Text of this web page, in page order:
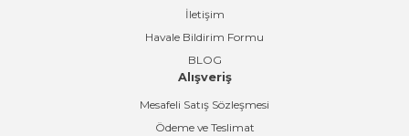
İletişim
Havale Bildirim Formu
BLOG
Alışveriş
Mesafeli Satış Sözleşmesi
Ödeme ve Teslimat